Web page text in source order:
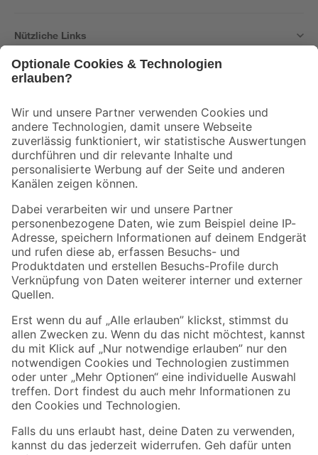
Nützliche Links
Der toom Newsletter: Keine Angebote und Aktionen mehr verpassen!
Zur Newsletter Anmeldung
Folge uns
Zahlungsarten Versandarten
Sicher einkaufen
Jetzt die toom-App herunterladen
Alle Preisangaben in EUR inkl. gesetzl. MwSt.. Die dargestellten Angebote sind unter